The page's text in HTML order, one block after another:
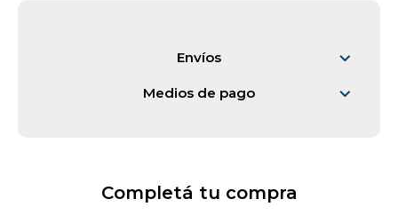
Envíos
Medios de pago
Completá tu compra